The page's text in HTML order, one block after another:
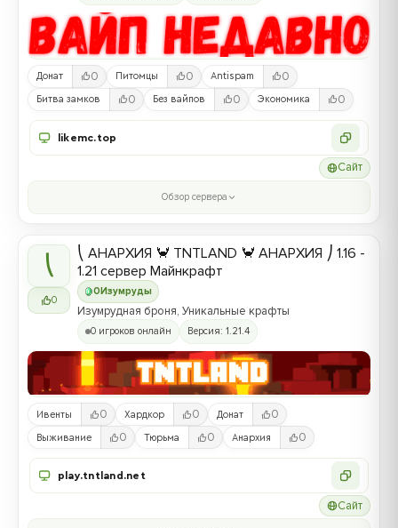
Донат 0 Питомцы 0 Antispam 0
Битва замков 0 Без вайпов 0 Экономика 0
likemc.top
Сайт
Обзор сервера
⎝
0
0 Изумруды
⎝ АНАРХИЯ 🦀 TNTLAND 🦀 АНАРХИЯ ⎠ 1.16 -
1.21 сервер Майнкрафт
Изумрудная броня, Уникальные крафты
0 игроков онлайн Версия: 1.21.4
Ивенты 0 Хардкор 0 Донат 0
Выживание 0 Тюрьма 0 Анархия 0
play.tntland.net
Сайт